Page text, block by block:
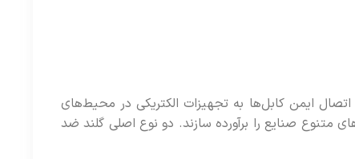
ایمن کابل‌ها به تجهیزات الکتریکی در محیط‌های
متنوع صنایع را برآورده سازند. دو نوع اصلی گلند ضد